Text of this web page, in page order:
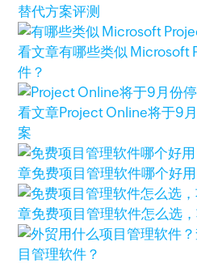
替代方案评测
看文章有哪些类似 Microsoft
件？
看文章Project Online将于9
案
章免费项目管理软件哪个好
章免费项目管理软件怎么选
目管理软件？